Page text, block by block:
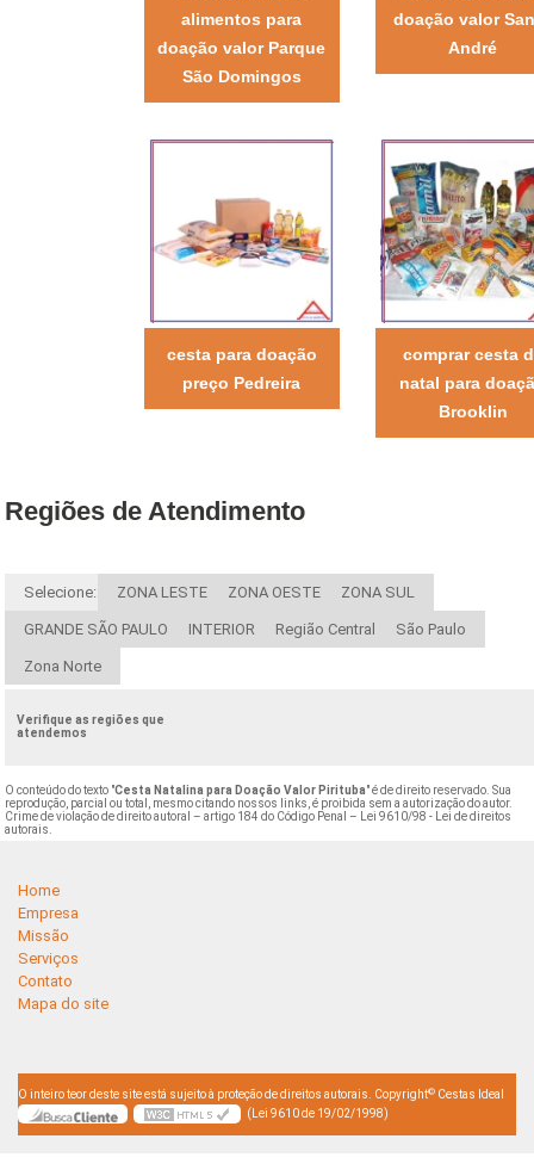
alimentos para
doação valor Parque
São Domingos
doação valor
André
cesta para doação
preço Pedreira
comprar cesta
natal para
Brooklin
Regiões de Atendimento
Selecione: ZONA LESTE ZONA OESTE ZONA SUL
GRANDE SÃO PAULO INTERIOR Região Central São Paulo
Zona Norte
Verifique as regiões que
atendemos
O conteúdo do texto "Cesta Natalina para Doação Valor Pirituba" é de direito reservado. Sua
reprodução, parcial ou total, mesmo citando nossos links, é proibida sem a autorização do autor.
Crime de violação de direito autoral – artigo 184 do Código Penal –
Lei 9610/98 - Lei de direitos
autorais
Home
Empresa
Missão
Serviços
Contato
Mapa do site
O inteiro teor deste site está sujeito à proteção de direitos autorais. Copyright© Cestas Ideal
(Lei 9610 de 19/02/1998)